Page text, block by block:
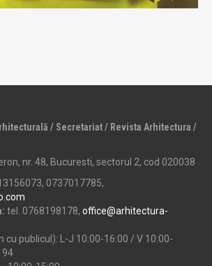
/ Secretariat / Revista Arhitectura /
nr. 48, Bucuresti, sectorul 2, cod 020038
0737017785,
tel. 0768198178, office@arhitectura-
cu publicul): L-J 10:00-16:00 / V 10:00-